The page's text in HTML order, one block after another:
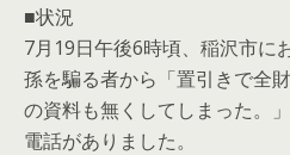
■状況
7月19日午後6時頃、稲沢市に
孫を騙る者から「置引きで全
の資料も無くしてしまった。
電話がありました。